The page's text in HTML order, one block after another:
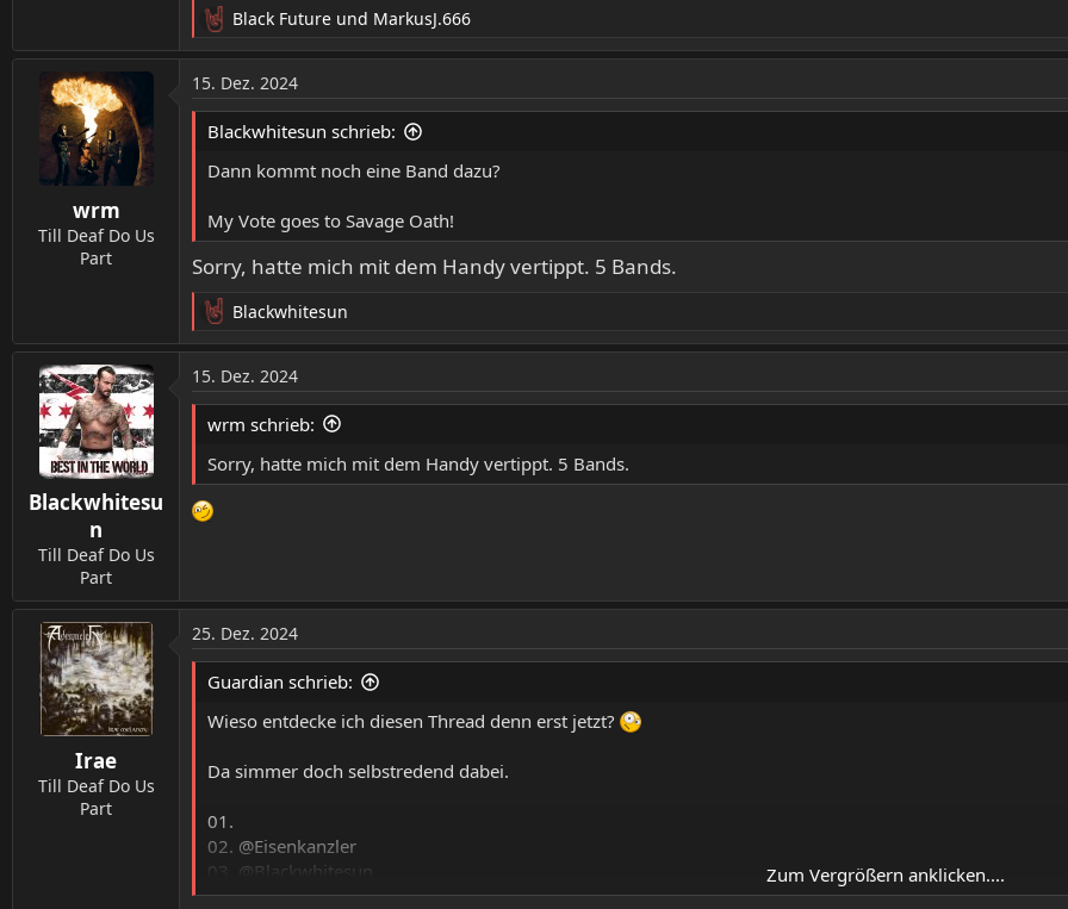
R
e
a
k
t
o
n
:
Black Future und MarkusJ.666
wrm
Till Deaf Do Us
Part
15. Dez. 2024
Blackwhitesun schrieb:
Dann kommt noch eine Band dazu?
My Vote goes to Savage Oath!
Sorry, hatte mich mit dem Handy vertippt. 5 Bands.
R
e
a
k
t
o
n
e
n
Blackwhitesun
Blackwhitesu
n
Till Deaf Do Us
Part
15. Dez. 2024
wrm schrieb:
Sorry, hatte mich mit dem Handy vertippt. 5 Bands.
Irae
Till Deaf Do Us
Part
25. Dez. 2024
Guardian schrieb:
Wieso entdecke ich diesen Thread denn erst jetzt?
Da simmer doch selbstredend dabei.
01.
02. @Eisenkanzler
03. @Blackwhitesun
04.@Lafey
Zum Vergrößern anklicken....